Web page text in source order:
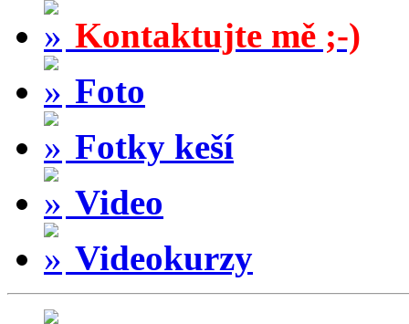
Kontaktujte mě ;-)
Foto
Fotky keší
Video
Videokurzy